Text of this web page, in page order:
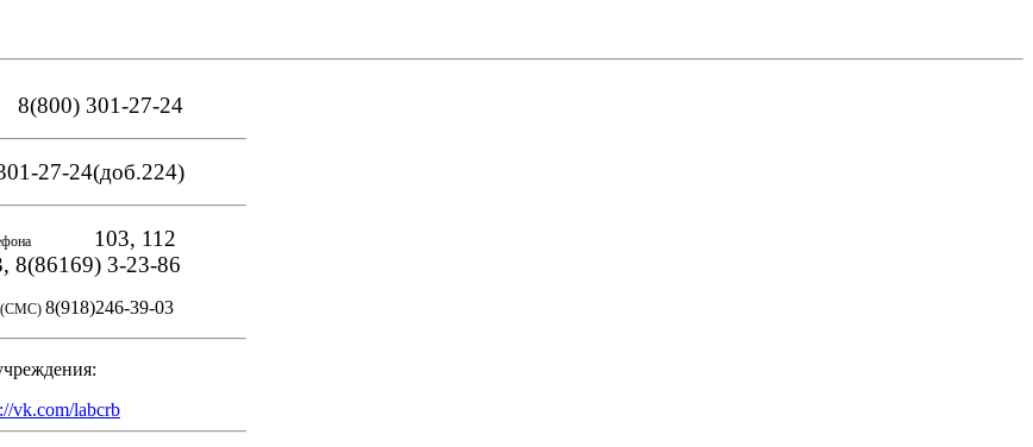
8(800) 301-27-24
27-24(доб.224)
103, 112
3-23-86
(СМС) 8(918)246-39-03
vk.com/labcrb